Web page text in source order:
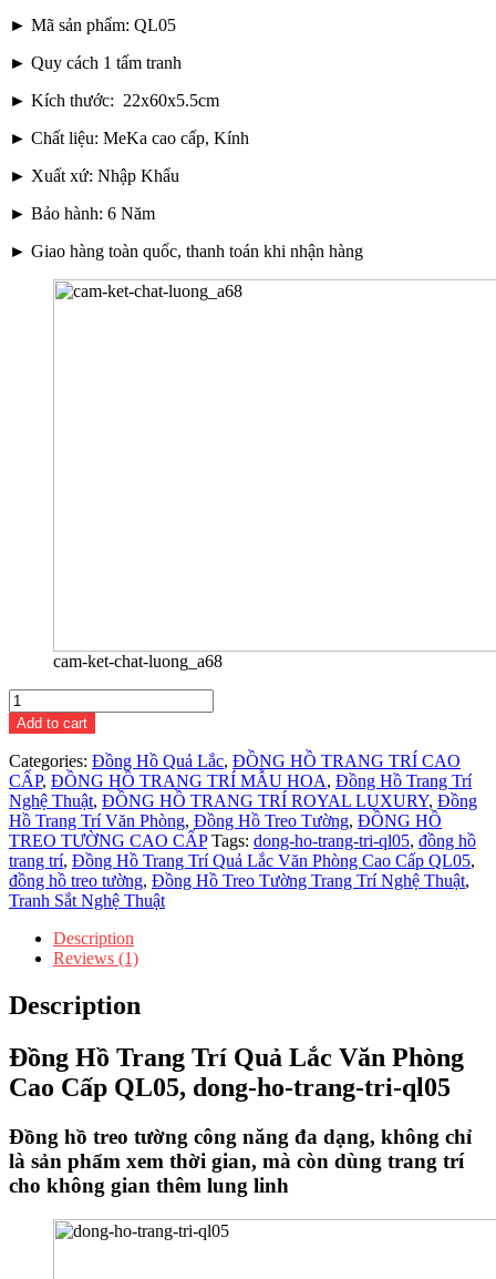
► Mã sản phẩm: QL05
► Quy cách 1 tấm tranh
► Kích thước: 22x60x5.5cm
► Chất liệu: MeKa cao cấp, Kính
► Xuất xứ: Nhập Khẩu
► Bảo hành: 6 Năm
► Giao hàng toàn quốc, thanh toán khi nhận hàng
cam-ket-chat-luong_a68
Đồng
Hồ
Trang
Trí
Quả
Lắc
Văn
Phòng
Cao
Cấp
QL05
Add to cart
Categories: Đồng Hồ Quả Lắc, ĐỒNG HỒ TRANG TRÍ CAO
CẤP, ĐỒNG HỒ TRANG TRÍ MẪU HOA, Đồng Hồ Trang Trí
Nghệ Thuật, ĐỒNG HỒ TRANG TRÍ ROYAL LUXURY, Đồng
Hồ Trang Trí Văn Phòng, Đồng Hồ Treo Tường, ĐỒNG HỒ
TREO TƯỜNG CAO CẤP Tags: dong-ho-trang-tri-ql05, đồng hồ
trang trí, Đồng Hồ Trang Trí Quả Lắc Văn Phòng Cao Cấp QL05,
đồng hồ treo tường, Đồng Hồ Treo Tường Trang Trí Nghệ Thuật,
Tranh Sắt Nghệ Thuật
Description
Reviews (1)
Description
Đồng Hồ Trang Trí Quả Lắc Văn Phòng
Cao Cấp QL05, dong-ho-trang-tri-ql05
Đồng hồ treo tường công năng đa dạng, không chỉ
là sản phẩm xem thời gian, mà còn dùng trang trí
cho không gian thêm lung linh